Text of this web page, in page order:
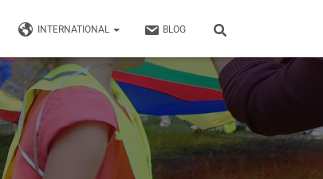
INTERNATIONAL BLOG